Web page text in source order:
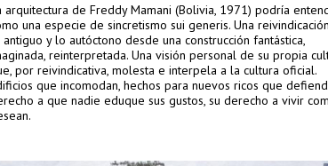
arquitectura de Freddy Mamani (Bolivia, 1971) podría
una especie de sincretismo sui generis. Una
y lo autóctono desde una construcción fantástica,
reinterpretada. Una visión personal de su propia
por reivindicativa, molesta e interpela a la cultura oficial.
que incomodan, hechos para nuevos ricos que
a que nadie eduque sus gustos, su derecho a vivir